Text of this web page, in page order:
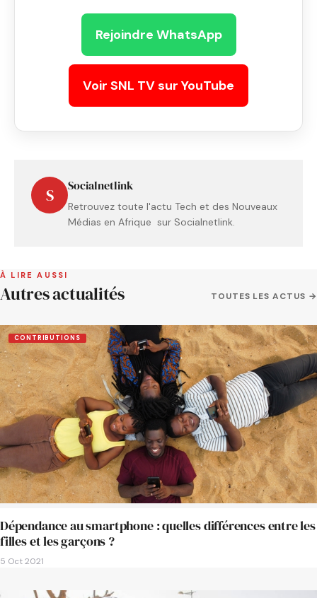
Rejoindre WhatsApp
Voir SNL TV sur YouTube
S Socialnetlink
Retrouvez toute l'actu Tech et des Nouveaux
Médias en Afrique sur Socialnetlink.
À LIRE AUSSI
Autres actualités TOUTES LES ACTUS →
CONTRIBUTIONS
Dépendance au smartphone : quelles différences entre les
filles et les garçons ?
5 Oct 2021